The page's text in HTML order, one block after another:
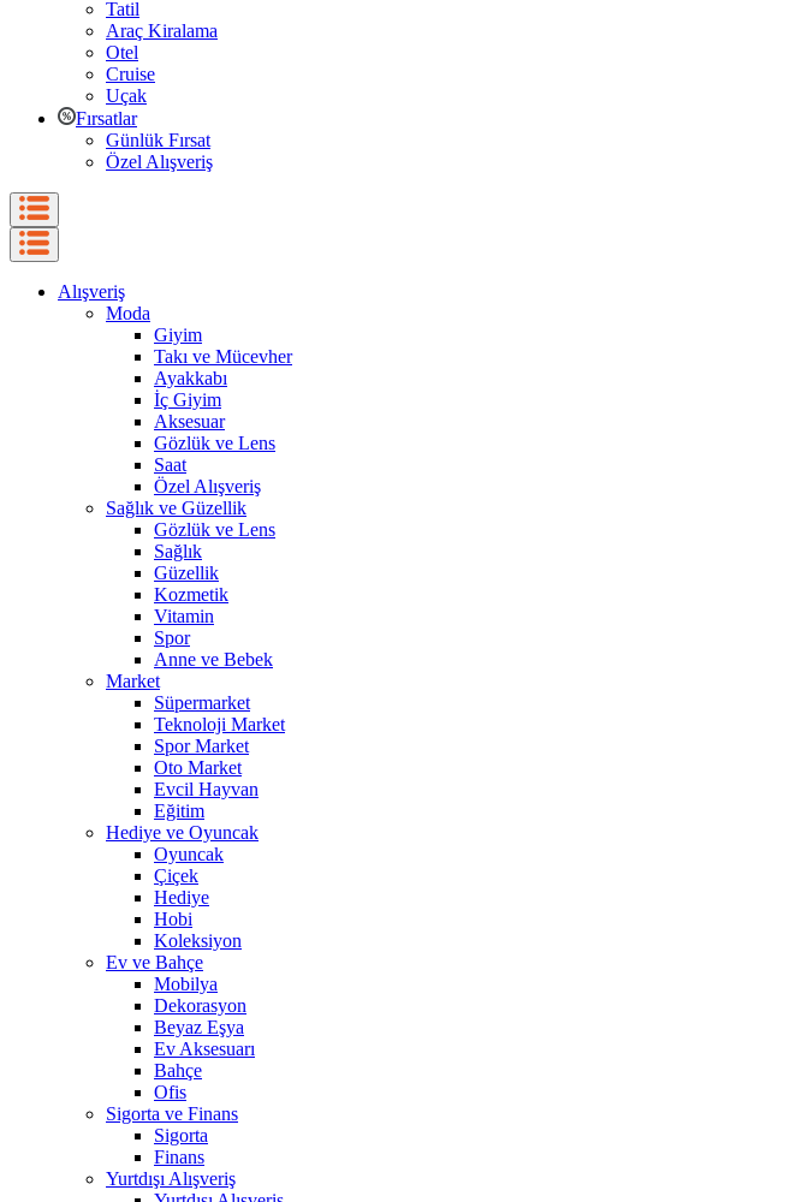
Tatil
Araç Kiralama
Otel
Cruise
Uçak
Fırsatlar
Günlük Fırsat
Özel Alışveriş
Alışveriş
Moda
Giyim
Takı ve Mücevher
Ayakkabı
İç Giyim
Aksesuar
Gözlük ve Lens
Saat
Özel Alışveriş
Sağlık ve Güzellik
Gözlük ve Lens
Sağlık
Güzellik
Kozmetik
Vitamin
Spor
Anne ve Bebek
Market
Süpermarket
Teknoloji Market
Spor Market
Oto Market
Evcil Hayvan
Eğitim
Hediye ve Oyuncak
Oyuncak
Çiçek
Hediye
Hobi
Koleksiyon
Ev ve Bahçe
Mobilya
Dekorasyon
Beyaz Eşya
Ev Aksesuarı
Bahçe
Ofis
Sigorta ve Finans
Sigorta
Finans
Yurtdışı Alışveriş